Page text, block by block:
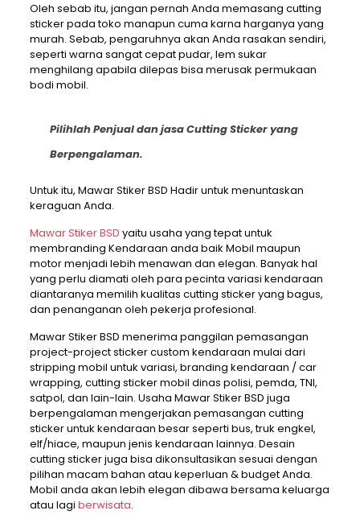
Oleh sebab itu, jangan pernah Anda memasang cutting
sticker pada toko manapun cuma karna harganya yang
murah. Sebab, pengaruhnya akan Anda rasakan sendiri,
seperti warna sangat cepat pudar, lem sukar
menghilang apabila dilepas bisa merusak permukaan
bodi mobil.
Pilihlah Penjual dan jasa Cutting Sticker yang
Berpengalaman.
Untuk itu, Mawar Stiker BSD Hadir untuk menuntaskan
keraguan Anda.
Mawar Stiker BSD yaitu usaha yang tepat untuk
membranding Kendaraan anda baik Mobil maupun
motor menjadi lebih menawan dan elegan. Banyak hal
yang perlu diamati oleh para pecinta variasi kendaraan
diantaranya memilih kualitas cutting sticker yang bagus,
dan penanganan oleh pekerja profesional.
Mawar Stiker BSD menerima panggilan pemasangan
project-project sticker custom kendaraan mulai dari
stripping mobil untuk variasi, branding kendaraan / car
wrapping, cutting sticker mobil dinas polisi, pemda, TNI,
satpol, dan lain-lain. Usaha Mawar Stiker BSD juga
berpengalaman mengerjakan pemasangan cutting
sticker untuk kendaraan besar seperti bus, truk engkel,
elf/hiace, maupun jenis kendaraan lainnya. Desain
cutting sticker juga bisa dikonsultasikan sesuai dengan
pilihan macam bahan atau keperluan & budget Anda.
Mobil anda akan lebih elegan dibawa bersama keluarga
atau lagi berwisata.